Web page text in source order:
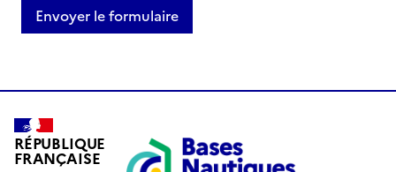
RÉPUBLIQUE
FRANÇAISE